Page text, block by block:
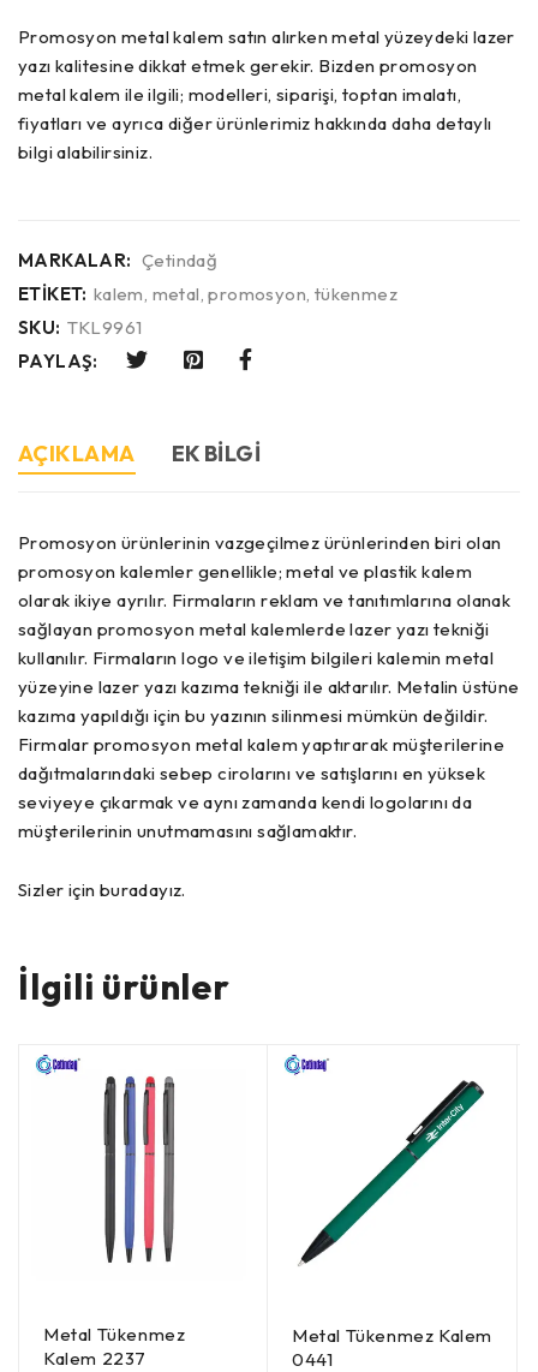
Promosyon metal kalem satın alırken metal yüzeydeki lazer
yazı kalitesine dikkat etmek gerekir. Bizden promosyon
metal kalem ile ilgili; modelleri, siparişi, toptan imalatı,
fiyatları ve ayrıca diğer ürünlerimiz hakkında daha detaylı
bilgi alabilirsiniz.
MARKALAR: Çetindağ
ETIKET: kalem, metal,promosyon, tükenmez
SKU: TKL9961
PAYLAŞ:
AÇIKLAMA EK BILGI
Promosyon ürünlerinin vazgeçilmez ürünlerinden biri olan
promosyon kalemler genellikle; metal ve plastik kalem
olarak ikiye ayrılır. Firmaların reklam ve tanıtımlarına olanak
sağlayan promosyon metal kalemlerde lazer yazı tekniği
kullanılır. Firmaların logo ve iletişim bilgileri kalemin metal
yüzeyine lazer yazı kazıma tekniği ile aktarılır. Metalin üstüne
kazıma yapıldığı için bu yazının silinmesi mümkün değildir.
Firmalar promosyon metal kalem yaptırarak müşterilerine
dağıtmalarındaki sebep cirolarını ve satışlarını en yüksek
seviyeye çıkarmak ve aynı zamanda kendi logolarını da
müşterilerinin unutmamasını sağlamaktır.
Sizler için buradayız.
İlgili ürünler
Metal Tükenmez
Kalem 2237
Metal Tükenmez Kalem
0441